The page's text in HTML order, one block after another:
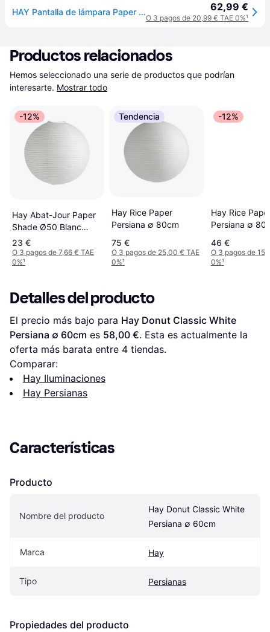
HAY Pantalla de lámpara Paper Shade Donut Classic white o60 62,99 €
O 3 pagos de 20,99 € TAE 0%¹
Productos relacionados
Hemos seleccionado una serie de productos que podrían
interesarte. Mostrar todo
-12%
Hay Abat-Jour Paper
Shade Ø50 Blanc
Bambou H47 x W50 x
L50 cm Persiana ∅
50cm
23 €
O 3 pagos de 7,66 € TAE
0%¹
Tendencia
Hay Rice Paper
Persiana ∅ 80cm
75 €
O 3 pagos de 25,00 € TAE
0%¹
-12%
Hay Rice
Persiana ∅
46 €
O 3 pagos de
0%¹
Detalles del producto
El precio más bajo para Hay Donut Classic White
Persiana ∅ 60cm es 58,00 €. Esta es actualmente la
oferta más barata entre 4 tiendas.
Comparar:
Hay Iluminaciones
Hay Persianas
Características
Producto
Nombre del producto
Hay Donut Classic White
Persiana ∅ 60cm
Marca Hay
Tipo Persianas
Propiedades del producto